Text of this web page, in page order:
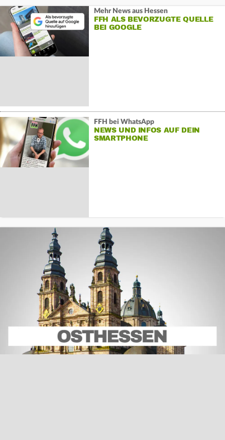
Mehr News aus Hessen
FFH ALS BEVORZUGTE QUELLE
BEI GOOGLE
FFH bei WhatsApp
NEWS UND INFOS AUF DEIN
SMARTPHONE